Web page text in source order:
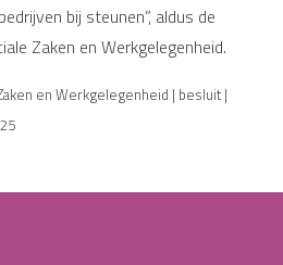
bij steunen”, aldus de
Zaken en Werkgelegenheid.
en Werkgelegenheid | besluit |